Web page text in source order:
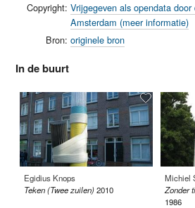
Copyright: Vrijgegeven als opendata
Amsterdam (meer informatie)
Bron: originele bron
In de buurt
Egidius Knops
Teken (Twee zuilen)2010
Michiel
Zonder
1986